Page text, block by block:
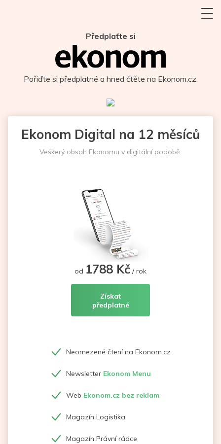
Předplaťte si
Pořiďte si předplatné a hned čtěte na Ekonom.cz.
Ekonom Digital na 12 měsíců
Veškerý obsah Ekonomu v digitální podobě.
od 1788 Kč / rok
Získat
předplatné
Neomezené čtení na Ekonom.cz
Newsletter Ekonom Menu
Web Ekonom.cz bez reklam
Magazín Logistika
Magazín Právní rádce